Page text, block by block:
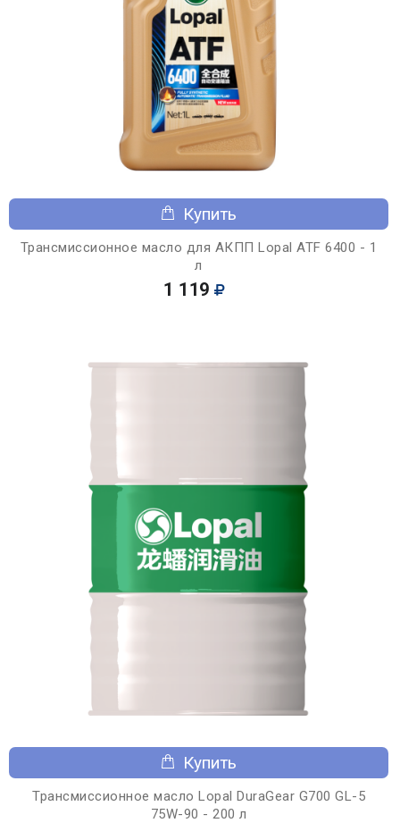
Купить
Трансмиссионное масло для АКПП Lopal ATF 6400 - 1
л
1 119
Купить
Трансмиссионное масло Lopal DuraGear G700 GL-5
75W-90 - 200 л